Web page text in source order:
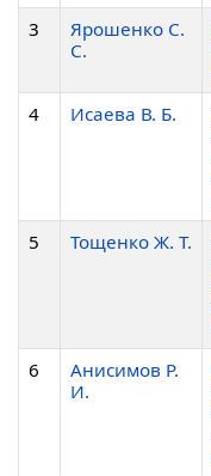
3
Ярошенко С.
С.
4 Исаева В. Б.
5 Тощенко Ж. Т.
6
Анисимов Р.
И.